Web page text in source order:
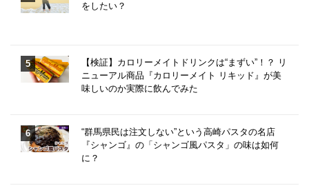
をしたい？
【検証】カロリーメイトドリンクは“まずい”！？ リ
ニューアル商品『カロリーメイト リキッド』が美
味しいのか実際に飲んでみた
“群馬県民は注文しない”という高崎パスタの名店
『シャンゴ』の「シャンゴ風パスタ」の味は如何
に？